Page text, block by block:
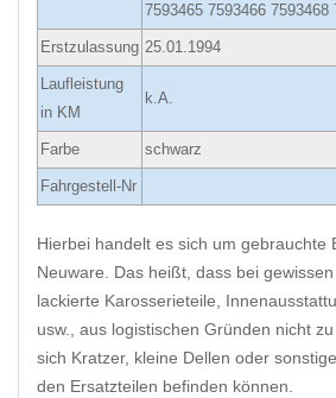
7593465 7593466 7593468
Erstzulassung 25.01.1994
Laufleistung
in KM
k.A.
Farbe schwarz
Fahrgestell-Nr
Hierbei handelt es sich um gebrauchte
Neuware. Das heißt, dass bei
lackierte Karosserieteile,
usw., aus logistischen Gründen nicht
sich Kratzer, kleine Dellen oder
den Ersatzteilen befinden können.